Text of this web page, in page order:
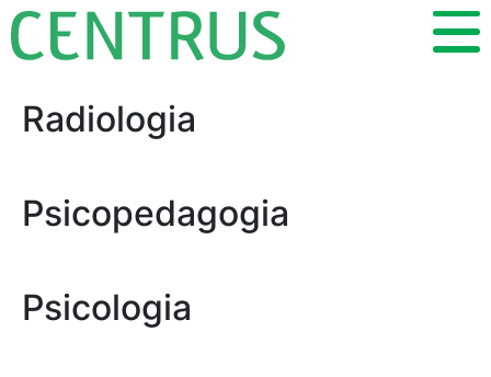
Radiologia
Psicopedagogia
Psicologia